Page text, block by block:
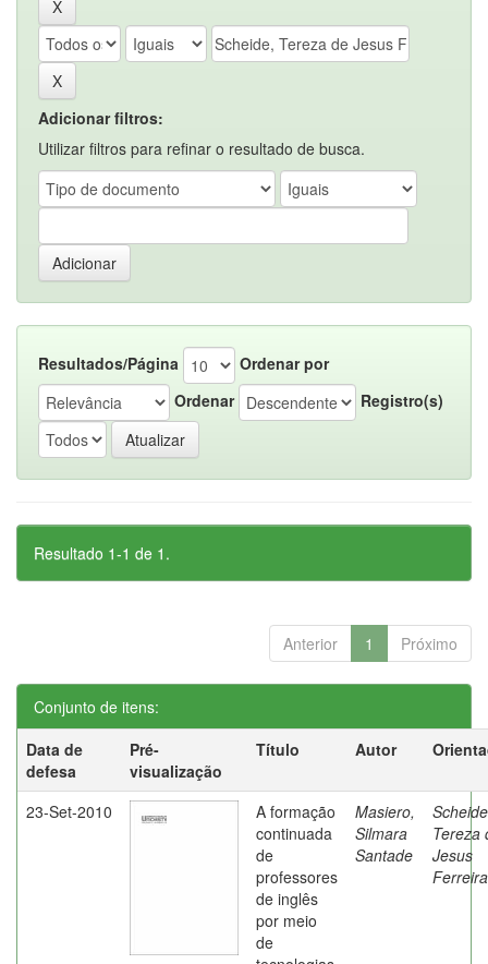
Adicionar filtros:
Utilizar filtros para refinar o resultado de busca.
Resultados/Página
Ordenar por
Ordenar
Registro(s)
Resultado 1-1 de 1.
Anterior 1 Próximo
Conjunto de itens:
Data de
defesa
Pré-
visualização
Título Autor
23-Set-2010
A formação
continuada
de
professores
de inglês
por meio
de
Masiero,
Silmara
Santade
Tereza
Jesus
Ferreira